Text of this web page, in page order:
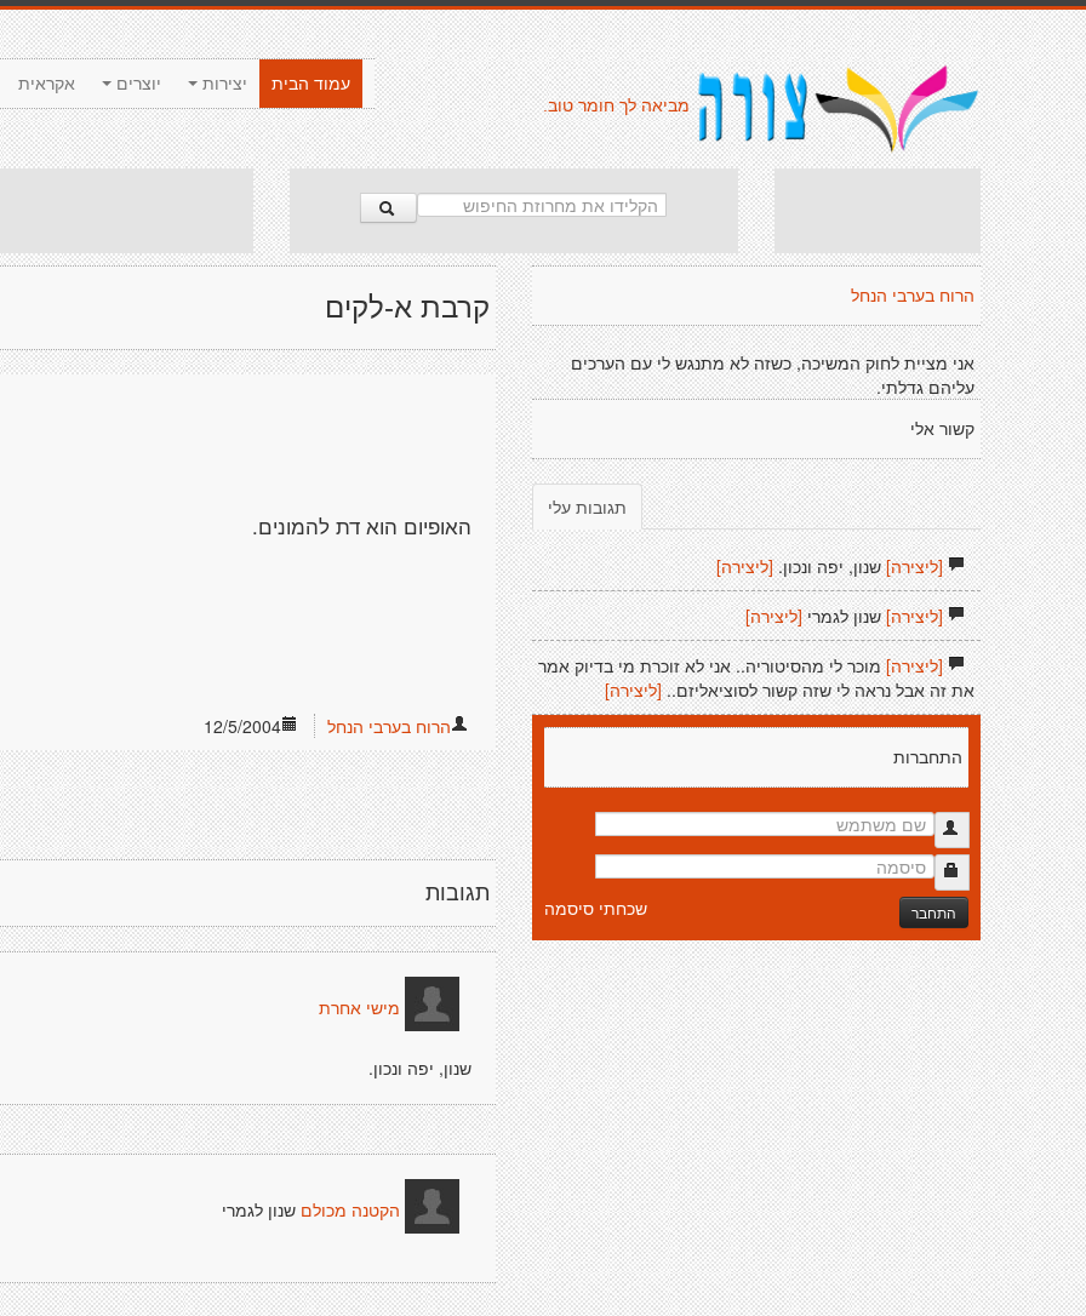
אקראית יוצרים יצירות
עמוד הבית
מביאה לך חומר טוב.
קרבת א-לקים
12/5/2004 הרוח בערבי הנחל
תגובות
מישי אחרת
שנון, יפה ונכון.
הקטנה מכולם שנון לגמרי
הרוח בערבי הנחל
אני מציית לחוק המשיכה, כשזה לא מתנגש לי עם הערכים
עליהם גדלתי.
קשור אלי
תגובות עלי
[ליצירה]שנון, יפה ונכון. [ליצירה]
[ליצירה]שנון לגמרי[ליצירה]
[ליצירה]מוכר לי מהסיטוריה.. אני לא זוכרת מי בדיוק אמר
את זה אבל נראה לי שזה קשור לסוציאליזם.. [ליצירה]
התחברות
התחבר שכחתי סיסמה